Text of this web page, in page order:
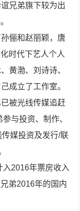
兄弟旗下较为出
俪和赵丽颖，唐
时代下艺人个人
黄渤、刘诗诗、
成立了工作室。
被光线传媒追赶
与投资、制作、
媒投资及发行/联
2016年票房收入
弟2016年的国内